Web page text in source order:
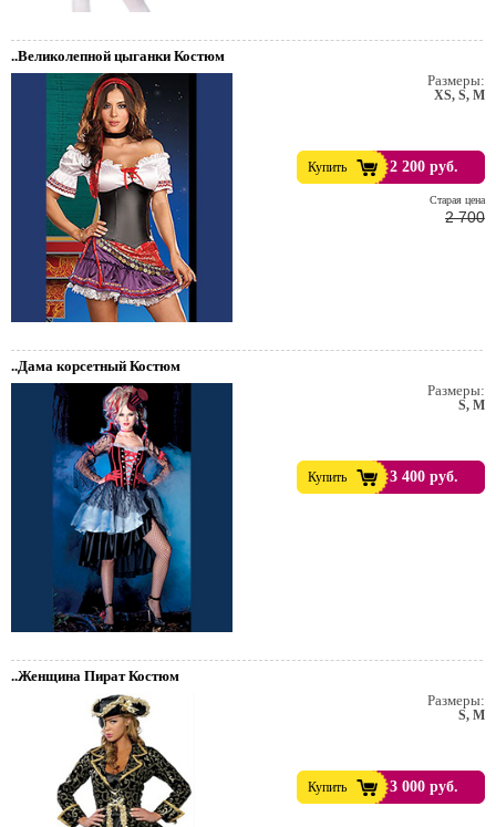
..Великолепной цыганки Костюм
Размеры:
XS, S, M
Купить 2 200 руб.
Cтарая цена
2 700
..Дама корсетный Костюм
Размеры:
S, M
Купить 3 400 руб.
..Женщина Пират Костюм
Размеры:
S, M
Купить 3 000 руб.